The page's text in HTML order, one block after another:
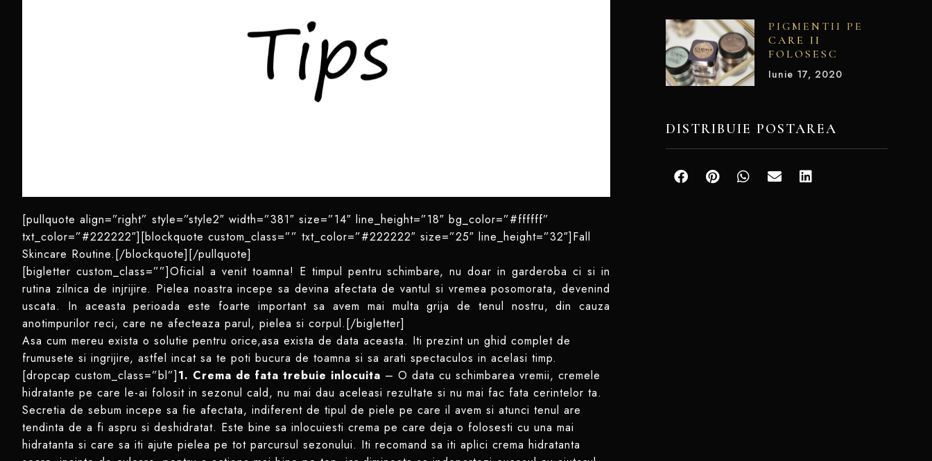
[pullquote align=”right” style=”style2″ width=”381″ size=”14″ line_height=”18″ bg_color=”#ffffff”
txt_color=”#222222″][blockquote custom_class=”” txt_color=”#222222″ size=”25″ line_height=”32″]Fall
Skincare Routine.[/blockquote][/pullquote]
[bigletter custom_class=””]Oficial a venit toamna! E timpul pentru schimbare, nu doar in garderoba ci si in
rutina zilnica de injrijire. Pielea noastra incepe sa devina afectata de vantul si vremea posomorata, devenind
uscata. In aceasta perioada este foarte important sa avem mai multa grija de tenul nostru, din cauza
anotimpurilor reci, care ne afecteaza parul, pielea si corpul.[/bigletter]
Asa cum mereu exista o solutie pentru orice,asa exista de data aceasta. Iti prezint un ghid complet de
frumusete si ingrijire, astfel incat sa te poti bucura de toamna si sa arati spectaculos in acelasi timp.
[dropcap custom_class=”bl”]1. Crema de fata trebuie inlocuita – O data cu schimbarea vremii, cremele
hidratante pe care le-ai folosit in sezonul cald, nu mai dau aceleasi rezultate si nu mai fac fata cerintelor ta.
Secretia de sebum incepe sa fie afectata, indiferent de tipul de piele pe care il avem si atunci tenul are
tendinta de a fi aspru si deshidratat. Este bine sa inlocuiesti crema pe care deja o folosesti cu una mai
hidratanta si care sa iti ajute pielea pe tot parcursul sezonului. Iti recomand sa iti aplici crema hidratanta
PIGMENTII PE
CARE II
FOLOSESC
Iunie 17, 2020
DISTRIBUIE POSTAREA